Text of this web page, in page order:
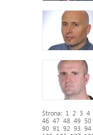
Strona: 1 2 3 4
46 47 48 49 50
90 91 92 93 94